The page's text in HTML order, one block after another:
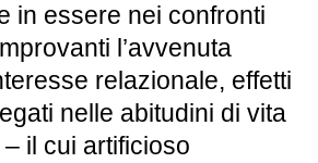
in essere nei confronti
l’avvenuta
relazionale, effetti
nelle abitudini di vita
il cui artificioso